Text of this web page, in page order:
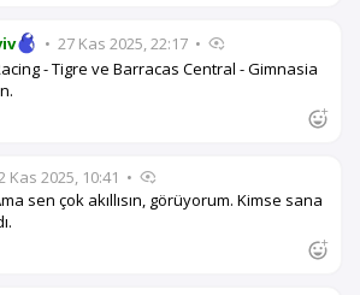
• 27 Kas 2025, 22:17 •
- Tigre ve Barracas Central - Gimnasia
Kas 2025, 10:41 •
sen çok akıllısın, görüyorum. Kimse sana